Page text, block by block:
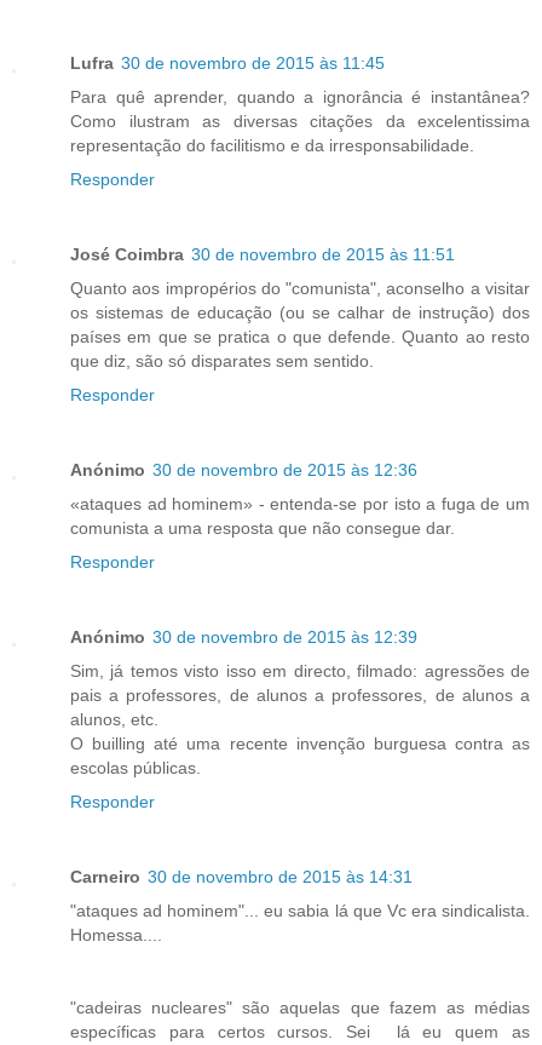
Lufra 30 de novembro de 2015 às 11:45
Para quê aprender, quando a ignorância é instantânea?
Como ilustram as diversas citações da excelentissima
representação do facilitismo e da irresponsabilidade.
Responder
José Coimbra 30 de novembro de 2015 às 11:51
Quanto aos impropérios do "comunista", aconselho a visitar
os sistemas de educação (ou se calhar de instrução) dos
países em que se pratica o que defende. Quanto ao resto
que diz, são só disparates sem sentido.
Responder
Anónimo 30 de novembro de 2015 às 12:36
«ataques ad hominem» - entenda-se por isto a fuga de um
comunista a uma resposta que não consegue dar.
Responder
Anónimo 30 de novembro de 2015 às 12:39
Sim, já temos visto isso em directo, filmado: agressões de
pais a professores, de alunos a professores, de alunos a
alunos, etc.
O builling até uma recente invenção burguesa contra as
escolas públicas.
Responder
Carneiro 30 de novembro de 2015 às 14:31
"ataques ad hominem"... eu sabia lá que Vc era sindicalista.
Homessa....
"cadeiras nucleares" são aquelas que fazem as médias
específicas para certos cursos. Sei lá eu quem as